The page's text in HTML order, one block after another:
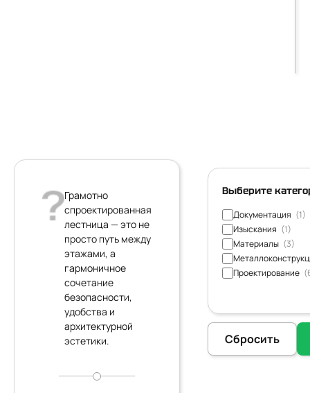
Грамотно
спроектированная
лестница — это не
просто путь между
этажами, а
гармоничное
сочетание
безопасности,
удобства и
архитектурной
эстетики.
Выберите
Документация (1)
Изыскания (1)
Материалы (3)
Проектирование
Сбросить